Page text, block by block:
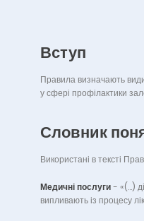
Вступ
Правила визначають
у сфері профілактики
Словник
Використані в тексті
Медичні послуги- «(…)
випливають із процесу